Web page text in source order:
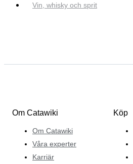
Vin, whisky och sprit
Om Catawiki
Om Catawiki
Våra experter
Karriär
Köp